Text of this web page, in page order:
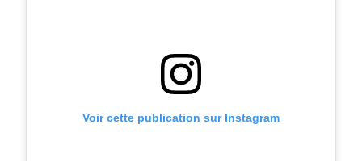
Voir cette publication sur Instagram